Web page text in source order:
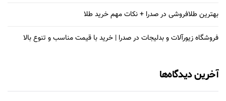
بهترین طلافروشی در صدرا + نکات مهم خرید طلا
فروشگاه زیورآلات و بدلیجات در صدرا | خرید با قیمت مناسب و تنوع بالا
آخرین دیدگاه‌ها